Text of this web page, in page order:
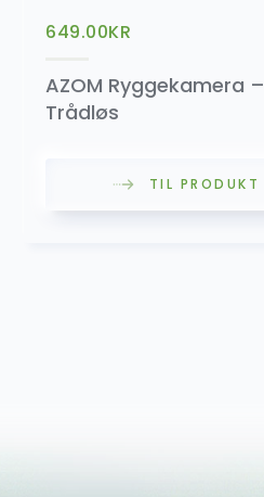
649.00KR
AZOM Ryggekamera –
Trådløs
TIL PRODUKT